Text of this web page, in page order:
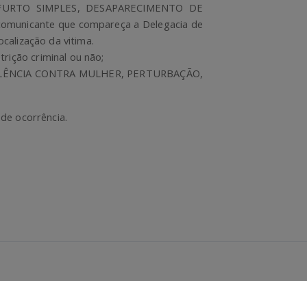
SIMPLES, DESAPARECIMENTO DE
que compareça a Delegacia de
da vitima.
criminal ou não;
CONTRA MULHER, PERTURBAÇÃO,
ocorrência.